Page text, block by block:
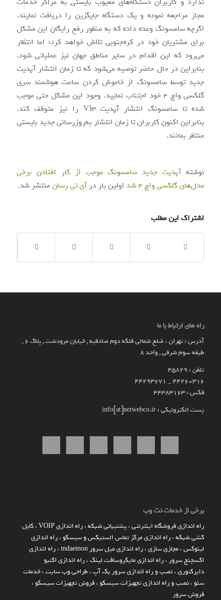
مجاز مراجعه نموده و یک دستگاه جایگزین را دریافت نمایند.
اگرچه سامسونگ وعده داده که به منظور رفع رایگان این مشکل
برای مشتریان خود در کره‌جنوبی تلاش خواهد کرد؛ اما انتظار
می‌رود که این اقدام در سایر مناطق جهان نیز عملیاتی شود.
بنابراین در حال حاضر توصیه می‌شود که تا زمان انتشار آپدیت
جدید توسط سامسونگ از خاموش کردن ساعت هوشمند سری
گلکسی واچ 4 خود اجتناب نمایید. وجود این مشکل حتی موجب
شده تا سامسونگ انتشار آپدیت Vl3 را نیز متوقف کند.
بنابراین اکنون کاربران تا زمان انتشار به‌روزرسانی جدید بایستی
منتظر بمانند.
نوشتهآپدیت جدید سامسونگ موجب از کار افتادن برخی
مدل‌های گلکسی واچ 4 شد
اولین بار درآی‌ تی‌ رسانمنتشر شد.
اشتراک این مطلب
راه های ارتباط با ما
آدرس : تهران ، ضلع شمالی فلکه دوم صادقیه , خیابان مرودشت , پلاک ۶ ,
طبقه سوم شرقی , واحد ۸
تلفن : 45829
۴۴۲۶۰۳۱۶ _ 44293671
فکس : 44383163
پست الکترونیکی : info[at]netwebco.ir
برخی از خدمات نت وب
راه اندازي فروشگاه اينترنتي،پشتیبانی شبکه،راه اندازی VOIP ،کابل
کشی شبکه،راه اندازی مرکز تماس الستیکس و سیسکو ،راه اندازی
لینوکس،مجازی سازی،راه اندازی میل سرور mdaemon ،راه اندازی
اکسچنج سرور ،راه اندازی مایکروسافت لینک،راه اندازی اکتیو
دایرکتوری،نصب و راه اندازی سرور بک آپ،طراحی وب سایت،خدمات
سئو ،نصب و راه اندازی تجهیزات سیسکو ،فروش تجهیزات سیسکو ،
فروش سرور